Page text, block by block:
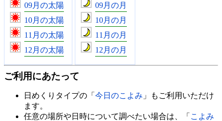
09月の太陽
10月の太陽
11月の太陽
12月の太陽
09月の月
10月の月
11月の月
12月の月
ご利用にあたって
日めくりタイプの「 今日のこよみ 」もご利用いただけ
ます。
任意の場所や日時について調べたい場合は、「 こよみ